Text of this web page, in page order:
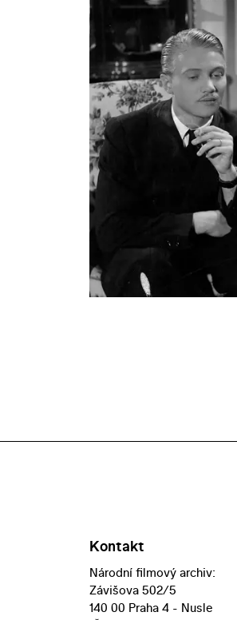
Kontakt
Národní filmový archiv:
Závišova 502/5
140 00 Praha 4 - Nusle